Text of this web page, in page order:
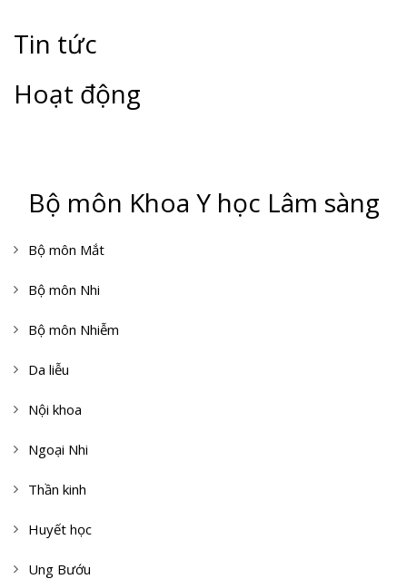
Tin tức
Hoạt động
Bộ môn Khoa Y học Lâm sàng
Bộ môn Mắt
Bộ môn Nhi
Bộ môn Nhiễm
Da liễu
Nội khoa
Ngoại Nhi
Thần kinh
Huyết học
Ung Bướu